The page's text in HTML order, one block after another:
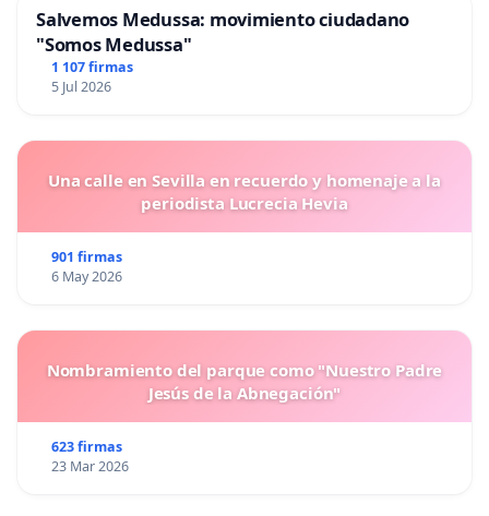
Salvemos Medussa: movimiento ciudadano
"Somos Medussa"
1 107 firmas
5 Jul 2026
Una calle en Sevilla en recuerdo y homenaje a la
periodista Lucrecia Hevia
901 firmas
6 May 2026
Nombramiento del parque como "Nuestro Padre
Jesús de la Abnegación"
623 firmas
23 Mar 2026